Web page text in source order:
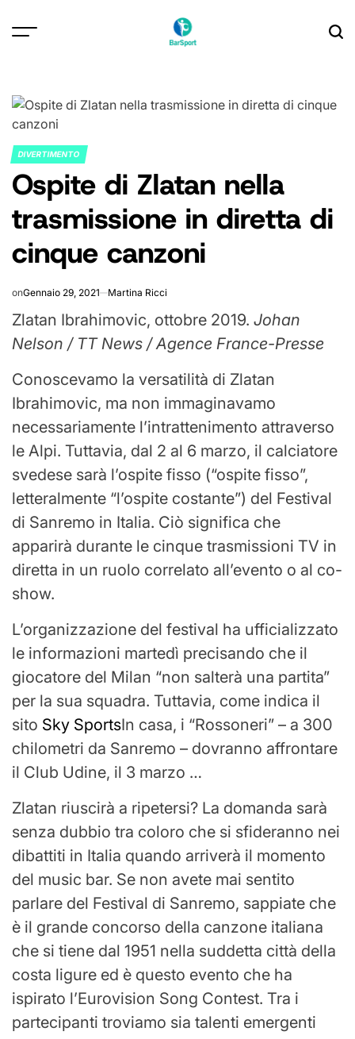
POSTED
IN
DIVERTIMENTO
Ospite di Zlatan nella
trasmissione in diretta di
cinque canzoni
onGennaio 29, 2021 Martina Ricci
Zlatan Ibrahimovic, ottobre 2019. Johan
Nelson / TT News / Agence France-Presse
Conoscevamo la versatilità di Zlatan
Ibrahimovic, ma non immaginavamo
necessariamente l’intrattenimento attraverso
le Alpi. Tuttavia, dal 2 al 6 marzo, il calciatore
svedese sarà l’ospite fisso (“ospite fisso”,
letteralmente “l’ospite costante”) del Festival
di Sanremo in Italia. Ciò significa che
apparirà durante le cinque trasmissioni TV in
diretta in un ruolo correlato all’evento o al co-
show.
L’organizzazione del festival ha ufficializzato
le informazioni martedì precisando che il
giocatore del Milan “non salterà una partita”
per la sua squadra. Tuttavia, come indica il
sito Sky SportsIn casa, i “Rossoneri” – a 300
chilometri da Sanremo – dovranno affrontare
il Club Udine, il 3 marzo …
Zlatan riuscirà a ripetersi? La domanda sarà
senza dubbio tra coloro che si sfideranno nei
dibattiti in Italia quando arriverà il momento
del music bar. Se non avete mai sentito
parlare del Festival di Sanremo, sappiate che
è il grande concorso della canzone italiana
che si tiene dal 1951 nella suddetta città della
costa ligure ed è questo evento che ha
ispirato l’Eurovision Song Contest. Tra i
partecipanti troviamo sia talenti emergenti